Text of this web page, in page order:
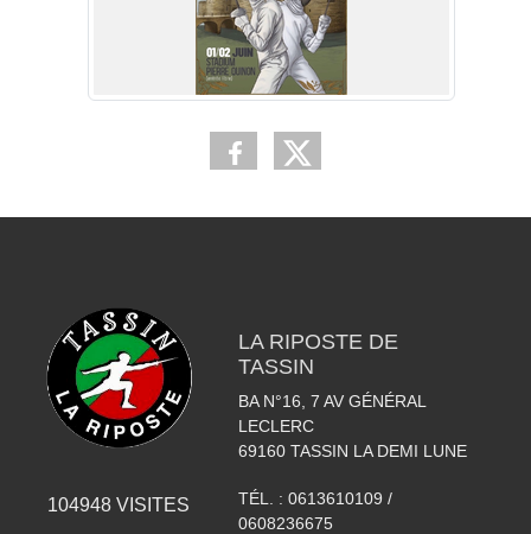
104948 VISITES
LA RIPOSTE DE
TASSIN
BA N°16, 7 AV GÉNÉRAL
LECLERC
69160 TASSIN LA DEMI LUNE
TÉL. : 0613610109 /
0608236675